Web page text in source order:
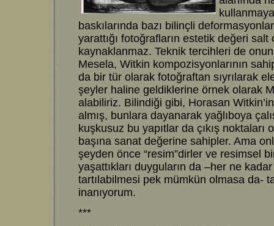
baskılarında bazı bilinçli
yarattığı fotoğrafların estetik değeri
kaynaklanmaz. Teknik tercihleri de
Mesela, Witkin kompozisyonlarının
da bir tür olarak fotoğraftan sıyrılarak
şeyler haline geldiklerine örnek olarak
alabiliriz. Bilindiği gibi, Horasan
almış, bunlara dayanarak yağlıboya
kuşkusuz bu yapıtlar da çıkış noktaları
başına sanat değerine sahipler. Ama
şeyden önce “resim”dirler ve resimsel
yaşattıkları duyguların da –her ne
tartılabilmesi pek mümkün olmasa da-
inanıyorum.
***